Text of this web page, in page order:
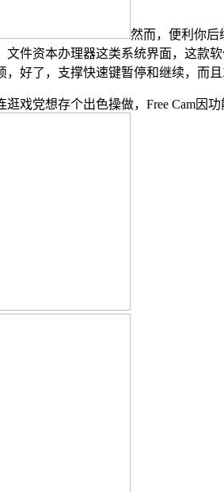
然而，便利你后
件资本办理器这类系统界面，这
好了，支撑快速键暂停和继续，而
党想存个出色操做，Free Cam因功